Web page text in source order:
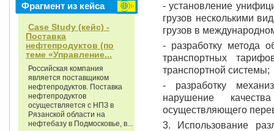
Фрагмент из кейса
Case Study (кейс) -
Поставка
нефтепродуктов (по
теме «Управление...
Российская компания
является поставщиком
нефтепродуктов. Поставка
нефтепродуктов
осуществляется с НПЗ в
Рязанской области на
нефтебазу в Подмосковье, в...
- установление
грузов несколькими
грузов в
- разработку метода
транспортных
транспортной системы;
- разработку
нарушение
осуществляющего
3. Использование